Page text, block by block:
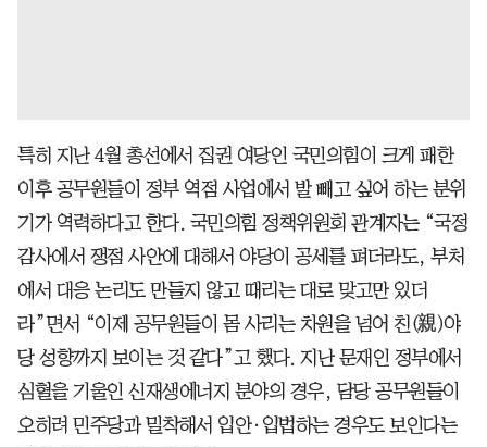
특히 지난 4월 총선에서 집권 여당인 국민의힘이 크게 패한
이후 공무원들이 정부 역점 사업에서 발 빼고 싶어 하는 분위
기가 역력하다고 한다. 국민의힘 정책위원회 관계자는 “국정
감사에서 쟁점 사안에 대해서 야당이 공세를 펴더라도, 부처
에서 대응 논리도 만들지 않고 때리는 대로 맞고만 있더
라”면서 “이제 공무원들이 몸 사리는 차원을 넘어 친(親)야
당 성향까지 보이는 것 같다”고 했다. 지난 문재인 정부에서
심혈을 기울인 신재생에너지 분야의 경우, 담당 공무원들이
오히려 민주당과 밀착해서 입안·입법하는 경우도 보인다는